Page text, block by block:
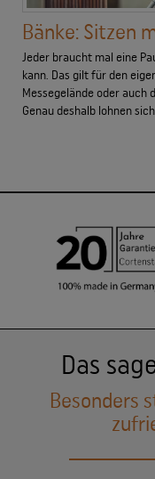
Bänke: Sitzen
Jeder braucht mal eine
kann. Das gilt für den
Messegelände oder auch
Genau deshalb lohnen
Das
Besonders